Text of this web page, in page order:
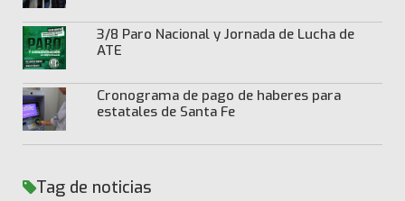
3/8 Paro Nacional y Jornada de Lucha de
ATE
Cronograma de pago de haberes para
estatales de Santa Fe
Tag de noticias